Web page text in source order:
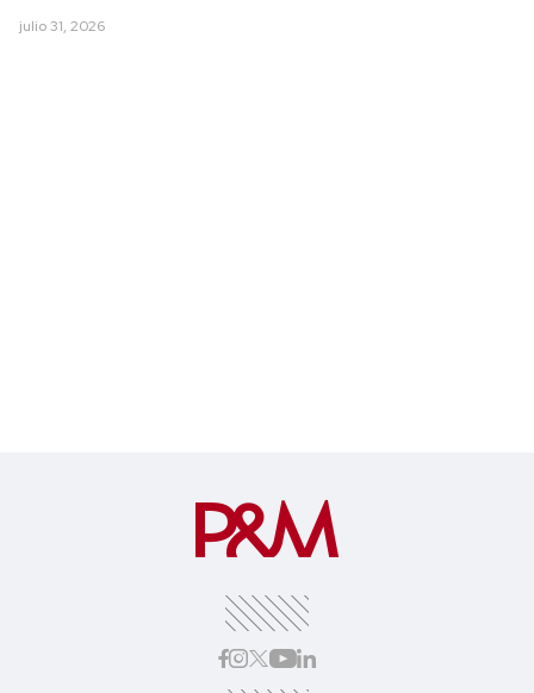
julio 31, 2026